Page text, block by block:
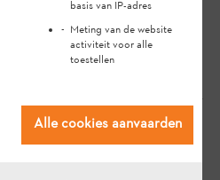
serienummer van
vinden?
en
basis van IP-adres
Meting van de website
activiteit voor alle
toestellen
Alle cookies aanvaarden